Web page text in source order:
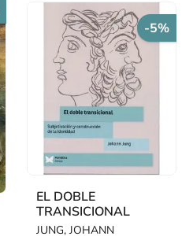
-5%
EL DOBLE
TRANSICIONAL
JUNG, JOHANN